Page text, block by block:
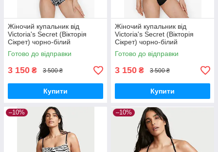
Жіночий купальник від
Victoria's Secret (Вікторія
Сікрет) чорно-білий
леопардовий купальник,
оригінал
Готово до відправки
3 150 ₴ 3 500 ₴
Купити
Жіночий купальник від
Victoria's Secret (Вікторія
Сікрет) чорно-білий
леопардовий купальник,
оригінал
Готово до відправки
3 150 ₴ 3 500 ₴
Купити
–10% –10%